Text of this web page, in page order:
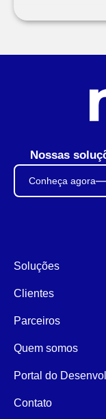
Nossas
Conheça agora
Soluções
Clientes
Parceiros
Quem somos
Portal do
Contato